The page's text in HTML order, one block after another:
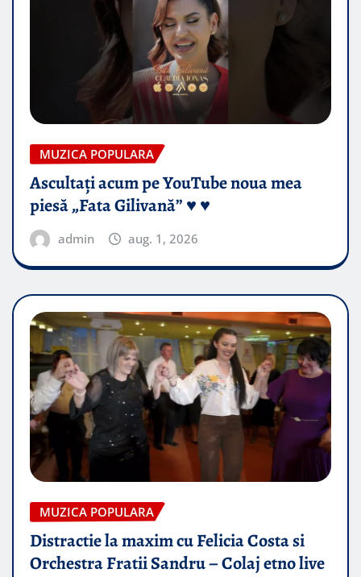
MUZICA POPULARA
Ascultați acum pe YouTube noua mea
piesă „Fata Gilivană” ♥️ ♥️
admin aug. 1, 2026
MUZICA POPULARA
Distractie la maxim cu Felicia Costa si
Orchestra Fratii Sandru – Colaj etno live